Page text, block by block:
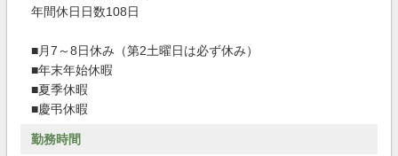
年間休日日数108日
■月7～8日休み（第2土曜日は必ず休み）
■年末年始休暇
■夏季休暇
■慶弔休暇
勤務時間